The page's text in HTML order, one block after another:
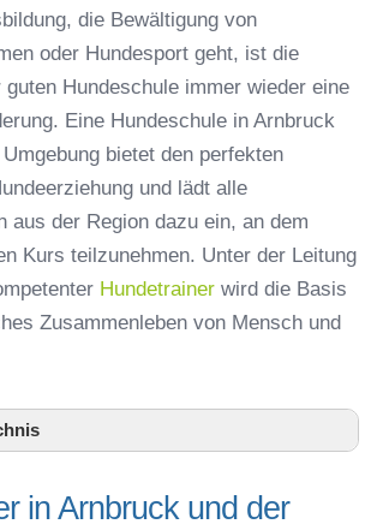
die Bewältigung von
oder Hundesport geht, ist die
guten Hundeschule immer wieder eine
Eine Hundeschule in Arnbruck
bietet den perfekten
und lädt alle
aus der Region dazu ein, an dem
Kurs teilzunehmen. Unter der Leitung
Hundetrainer wird die Basis
Zusammenleben von Mensch und
in Arnbruck und der näheren
in Arnbruck und der